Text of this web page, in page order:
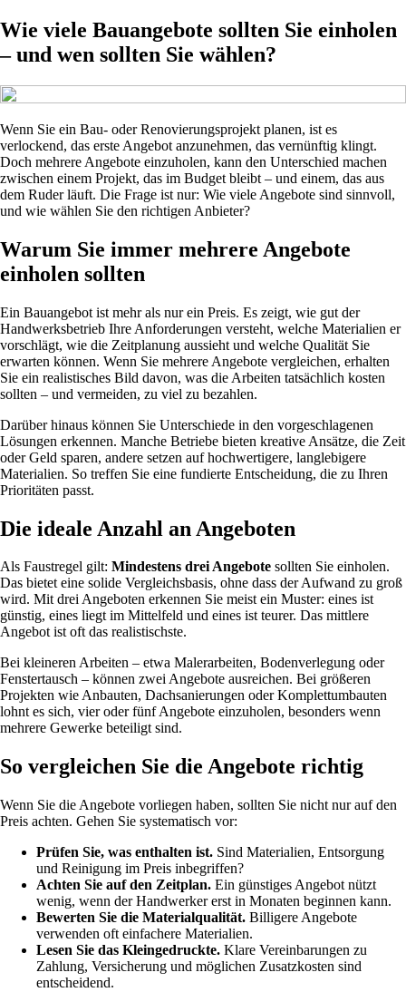
Wie viele Bauangebote sollten Sie einholen
– und wen sollten Sie wählen?
Wenn Sie ein Bau- oder Renovierungsprojekt planen, ist es
verlockend, das erste Angebot anzunehmen, das vernünftig klingt.
Doch mehrere Angebote einzuholen, kann den Unterschied machen
zwischen einem Projekt, das im Budget bleibt – und einem, das aus
dem Ruder läuft. Die Frage ist nur: Wie viele Angebote sind sinnvoll,
und wie wählen Sie den richtigen Anbieter?
Warum Sie immer mehrere Angebote
einholen sollten
Ein Bauangebot ist mehr als nur ein Preis. Es zeigt, wie gut der
Handwerksbetrieb Ihre Anforderungen versteht, welche Materialien er
vorschlägt, wie die Zeitplanung aussieht und welche Qualität Sie
erwarten können. Wenn Sie mehrere Angebote vergleichen, erhalten
Sie ein realistisches Bild davon, was die Arbeiten tatsächlich kosten
sollten – und vermeiden, zu viel zu bezahlen.
Darüber hinaus können Sie Unterschiede in den vorgeschlagenen
Lösungen erkennen. Manche Betriebe bieten kreative Ansätze, die Zeit
oder Geld sparen, andere setzen auf hochwertigere, langlebigere
Materialien. So treffen Sie eine fundierte Entscheidung, die zu Ihren
Prioritäten passt.
Die ideale Anzahl an Angeboten
Als Faustregel gilt: Mindestens drei Angebote sollten Sie einholen.
Das bietet eine solide Vergleichsbasis, ohne dass der Aufwand zu groß
wird. Mit drei Angeboten erkennen Sie meist ein Muster: eines ist
günstig, eines liegt im Mittelfeld und eines ist teurer. Das mittlere
Angebot ist oft das realistischste.
Bei kleineren Arbeiten – etwa Malerarbeiten, Bodenverlegung oder
Fenstertausch – können zwei Angebote ausreichen. Bei größeren
Projekten wie Anbauten, Dachsanierungen oder Komplettumbauten
lohnt es sich, vier oder fünf Angebote einzuholen, besonders wenn
mehrere Gewerke beteiligt sind.
So vergleichen Sie die Angebote richtig
Wenn Sie die Angebote vorliegen haben, sollten Sie nicht nur auf den
Preis achten. Gehen Sie systematisch vor:
Prüfen Sie, was enthalten ist. Sind Materialien, Entsorgung
und Reinigung im Preis inbegriffen?
Achten Sie auf den Zeitplan. Ein günstiges Angebot nützt
wenig, wenn der Handwerker erst in Monaten beginnen kann.
Bewerten Sie die Materialqualität. Billigere Angebote
verwenden oft einfachere Materialien.
Lesen Sie das Kleingedruckte. Klare Vereinbarungen zu
Zahlung, Versicherung und möglichen Zusatzkosten sind
entscheidend.